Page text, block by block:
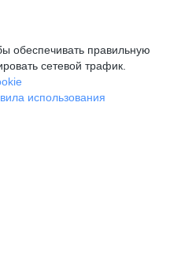
обеспечивать правильную
сетевой трафик.
использования